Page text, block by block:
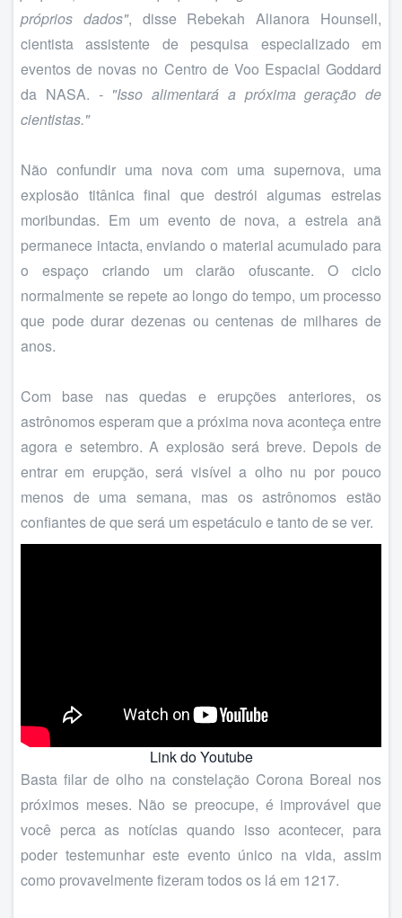
próprios dados", disse Rebekah Alianora Hounsell,
cientista assistente de pesquisa especializado em
eventos de novas no Centro de Voo Espacial Goddard
da NASA. - "Isso alimentará a próxima geração de
cientistas."
Não confundir uma nova com uma supernova, uma
explosão titânica final que destrói algumas estrelas
moribundas. Em um evento de nova, a estrela anã
permanece intacta, enviando o material acumulado para
o espaço criando um clarão ofuscante. O ciclo
normalmente se repete ao longo do tempo, um processo
que pode durar dezenas ou centenas de milhares de
anos.
Com base nas quedas e erupções anteriores, os
astrônomos esperam que a próxima nova aconteça entre
agora e setembro. A explosão será breve. Depois de
entrar em erupção, será visível a olho nu por pouco
menos de uma semana, mas os astrônomos estão
confiantes de que será um espetáculo e tanto de se ver.
Link do Youtube
Basta filar de olho na constelação Corona Boreal nos
próximos meses. Não se preocupe, é improvável que
você perca as notícias quando isso acontecer, para
poder testemunhar este evento único na vida, assim
como provavelmente fizeram todos os lá em 1217.